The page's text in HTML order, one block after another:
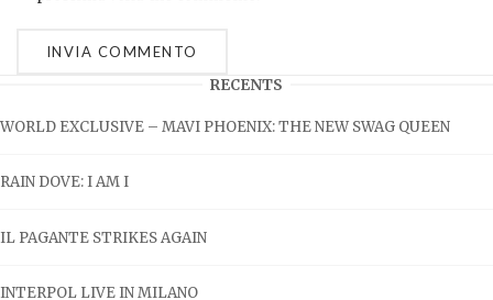
RECENTS
WORLD EXCLUSIVE – MAVI PHOENIX: THE NEW SWAG QUEEN
RAIN DOVE: I AM I
IL PAGANTE STRIKES AGAIN
INTERPOL LIVE IN MILANO